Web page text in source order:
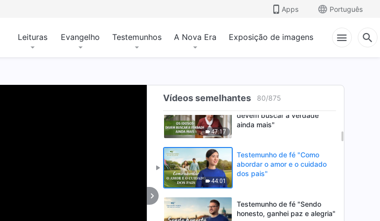
Apps Português
Leituras Evangelho Testemunhos A Nova Era Exposição de imagens
Vídeos semelhantes 80/875
Testemunho de fé "O que
47:17
devem buscar a verdade
ainda mais"
44:01
Testemunho de fé "Como
abordar o amor e o cuidado
dos pais"
Testemunho de fé "Sendo
honesto, ganhei paz e alegria"